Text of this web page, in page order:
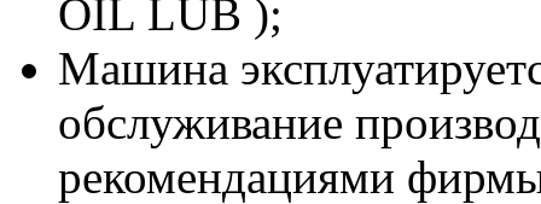
OIL LUB );
Машина
обслуживание
рекомендациями